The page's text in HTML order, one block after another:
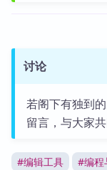
讨论
若阁下有独到
留言，与大家共
#编辑工具 #编程